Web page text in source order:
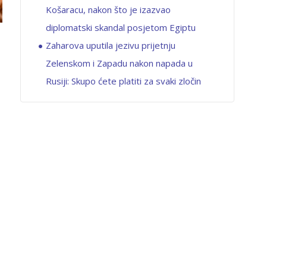
Košaracu, nakon što je izazvao
diplomatski skandal posjetom Egiptu
Zaharova uputila jezivu prijetnju
Zelenskom i Zapadu nakon napada u
Rusiji: Skupo ćete platiti za svaki zločin